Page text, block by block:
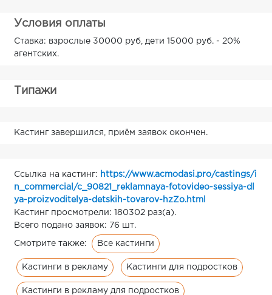
Условия оплаты
Ставка: взрослые 30000 руб, дети 15000 руб. - 20%
агентских.
Типажи
Кастинг завершился, приём заявок окончен.
Ссылка на кастинг: https://www.acmodasi.pro/castings/i
n_commercial/c_90821_reklamnaya-fotovideo-sessiya-dl
ya-proizvoditelya-detskih-tovarov-hzZo.html
Кастинг просмотрели: 180302 раз(а).
Всего подано заявок: 76 шт.
Смотрите также: Все кастинги
Кастинги в рекламу Кастинги для подростков
Кастинги в рекламу для подростков